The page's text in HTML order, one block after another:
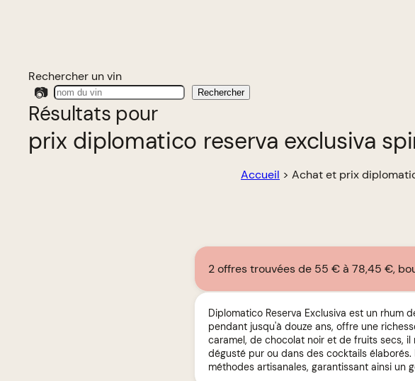
Rechercher un vin
📷 Rechercher
Résultats pour
prix diplomatico reserva exclusiva
Accueil > Achat et prix
2 offres trouvées de 55 € à 78,45 €,
Diplomatico Reserva Exclusiva est un rhum
pendant jusqu'à douze ans, offre une
caramel, de chocolat noir et de fruits secs,
dégusté pur ou dans des cocktails
méthodes artisanales, garantissant ainsi un